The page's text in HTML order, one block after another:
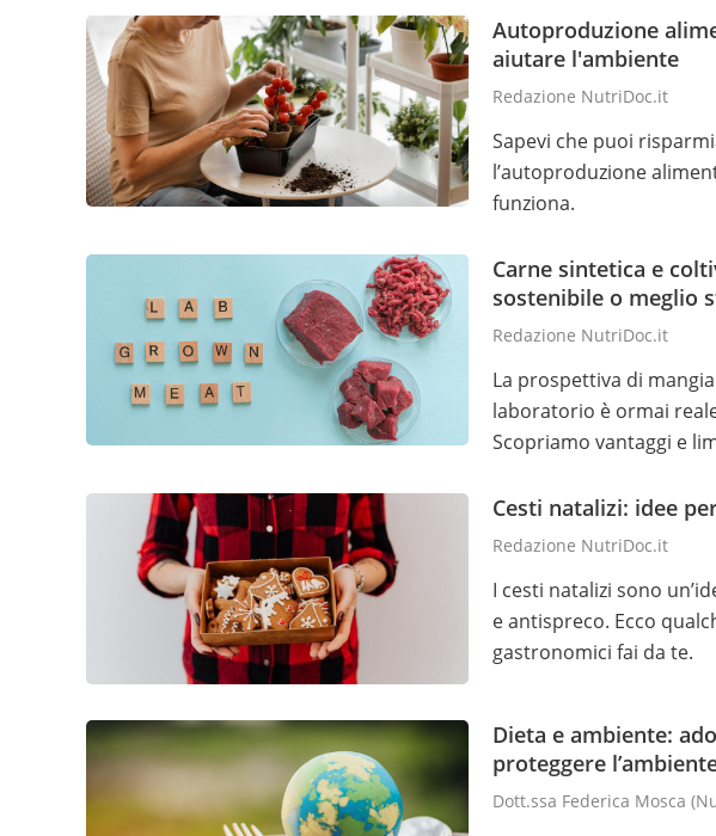
Autoproduzione
aiutare l'ambiente
Redazione NutriDoc.it
Sapevi che puoi
l’autoproduzione
funziona.
Carne sintetica e
sostenibile o meglio
Redazione NutriDoc.it
La prospettiva di
laboratorio è ormai
Scopriamo vantaggi e
Cesti natalizi: idee
Redazione NutriDoc.it
I cesti natalizi sono
e antispreco. Ecco
gastronomici fai da te.
Dieta e ambiente:
proteggere
Dott.ssa Federica Mosca